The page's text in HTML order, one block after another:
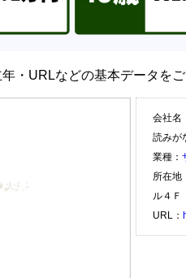
・URLなどの基本データをご
会社名
読みが
業種：
所在地
ル４Ｆ
URL：